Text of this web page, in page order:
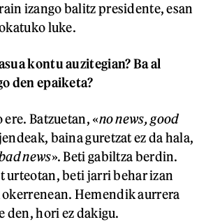
izango balitz presidente, esan
luke.
kontu auzitegian? Ba al
den epaiketa?
Batzuetan, «no news, good
baina guretzat ez da hala,
news». Beti gabiltza berdin.
urteotan, beti jarri behar izan
Hemendik aurrera
den, hori ez dakigu.